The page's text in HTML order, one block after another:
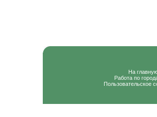
На
Работа по
Пользовательское